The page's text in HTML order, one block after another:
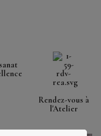
Rendez-vous à
l'Atelier